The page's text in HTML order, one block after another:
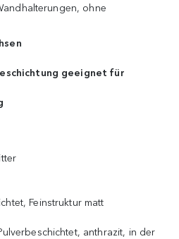
ohne
geeignet für
Feinstruktur matt
anthrazit, in der